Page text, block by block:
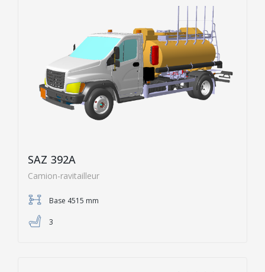
SAZ 392A
Camion-ravitailleur
Base 4515 mm
3